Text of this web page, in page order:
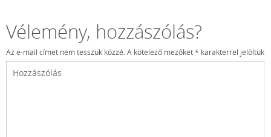
Vélemény, hozzászólás?
Az e-mail címet nem tesszük közzé.A kötelező mezőket* karakterrel jelöltük